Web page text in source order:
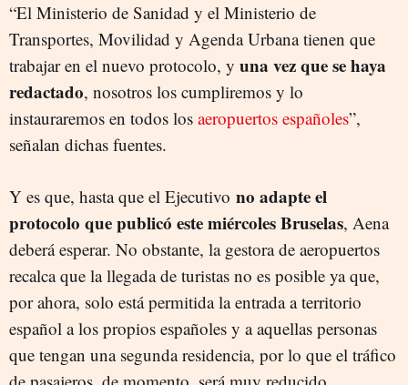
“El Ministerio de Sanidad y el Ministerio de
Transportes, Movilidad y Agenda Urbana tienen que
trabajar en el nuevo protocolo, y una vez que se haya
redactado, nosotros los cumpliremos y lo
instauraremos en todos los aeropuertos españoles”,
señalan dichas fuentes.
Y es que, hasta que el Ejecutivo no adapte el
protocolo que publicó este miércoles Bruselas, Aena
deberá esperar. No obstante, la gestora de aeropuertos
recalca que la llegada de turistas no es posible ya que,
por ahora, solo está permitida la entrada a territorio
español a los propios españoles y a aquellas personas
que tengan una segunda residencia, por lo que el tráfico